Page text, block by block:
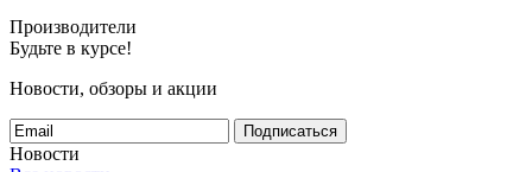
Производители
Будьте в курсе!
Новости, обзоры и акции
Подписаться
Новости